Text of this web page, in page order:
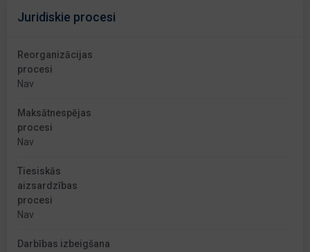
Juridiskie procesi
Reorganizācijas
procesi
Nav
Maksātnespējas
procesi
Nav
Tiesiskās
aizsardzības
procesi
Nav
Darbības izbeigšana